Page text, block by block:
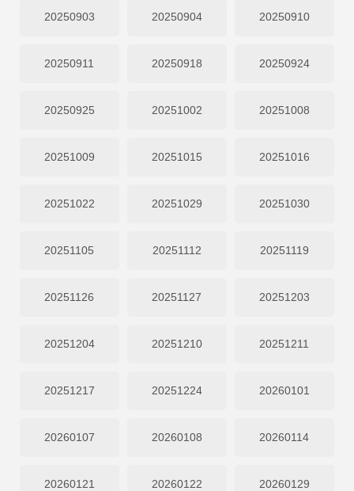
20250903 20250904 20250910
20250911 20250918 20250924
20250925 20251002 20251008
20251009 20251015 20251016
20251022 20251029 20251030
20251105 20251112 20251119
20251126 20251127 20251203
20251204 20251210 20251211
20251217 20251224 20260101
20260107 20260108 20260114
20260121 20260122 20260129